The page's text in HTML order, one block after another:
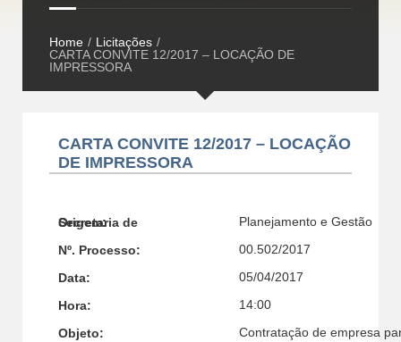
Home / Licitações /
CARTA CONVITE 12/2017 – LOCAÇÃO DE
IMPRESSORA
CARTA CONVITE 12/2017 – LOCAÇÃO
DE IMPRESSORA
Secretaria de Origem: Planejamento e Gestão
Nº. Processo: 00.502/2017
Data: 05/04/2017
Hora: 14:00
Objeto:
Contratação de empresa